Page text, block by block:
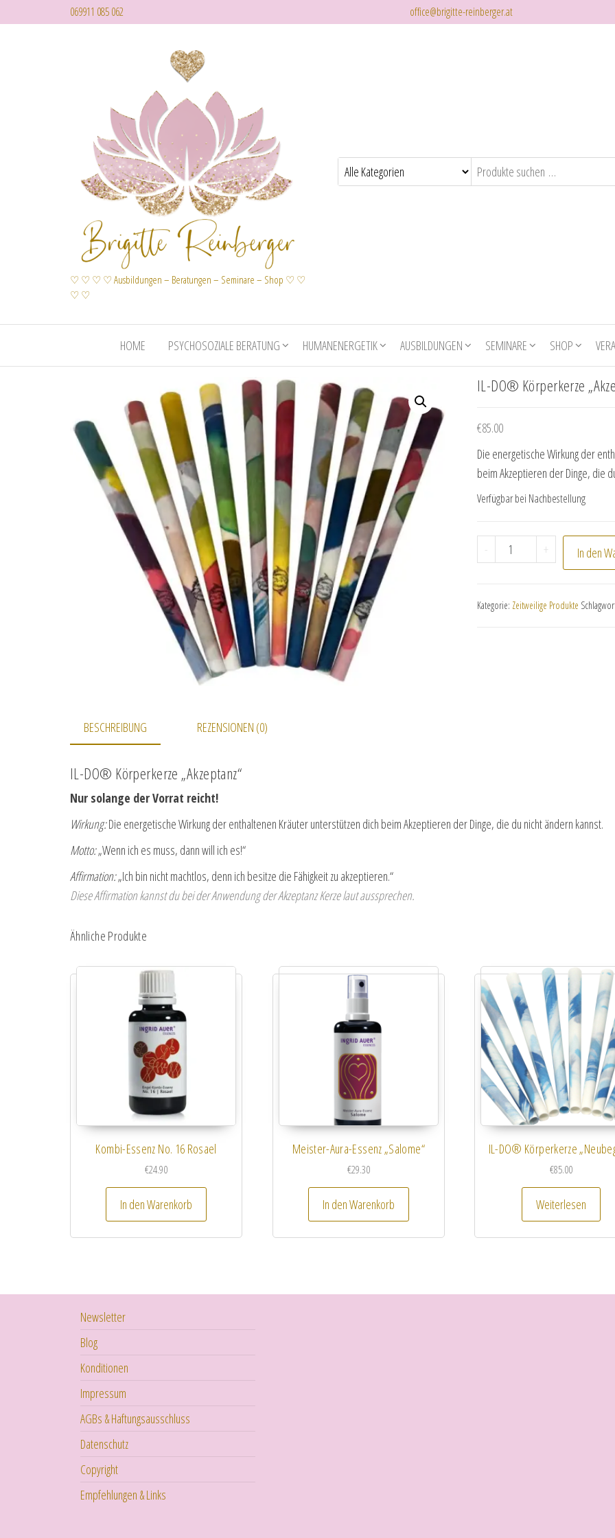
069911 085 062 office@brigitte-reinberger.at
♡ ♡ ♡ ♡ Ausbildungen – Beratungen – Seminare – Shop ♡ ♡
♡ ♡
HOME PSYCHOSOZIALE BERATUNG HUMANENERGETIK AUSBILDUNGEN SEMINARE SHOP
IL-DO® Körperkerze
€85.00
Die energetische Wirkung der
beim Akzeptieren der Dinge, die
Verfügbar bei Nachbestellung
- IL-DO® Körperkerze
+ In den
Kategorie: Zeitweilige Produkte
BESCHREIBUNG REZENSIONEN (0)
IL-DO® Körperkerze „Akzeptanz“
Nur solange der Vorrat reicht!
Wirkung:Die energetische Wirkung der enthaltenen Kräuter unterstützen dich beim Akzeptieren der Dinge, die du nicht ändern kannst.
Motto:„Wenn ich es muss, dann will ich es!“
Affirmation:„Ich bin nicht machtlos, denn ich besitze die Fähigkeit zu akzeptieren.“
Diese Affirmation kannst du bei der Anwendung der Akzeptanz Kerze laut aussprechen.
Ähnliche Produkte
Kombi-Essenz No. 16 Rosael
€24.90
In den Warenkorb
Meister-Aura-Essenz „Salome“
€29.30
In den Warenkorb
IL-DO® Körperkerze
€85.00
Weiterlesen
Newsletter
Blog
Konditionen
Impressum
AGBs & Haftungsausschluss
Datenschutz
Copyright
Empfehlungen & Links